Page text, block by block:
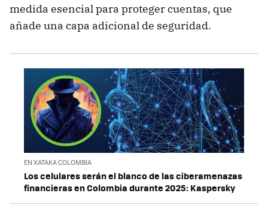
medida esencial para proteger cuentas, que
añade una capa adicional de seguridad.
EN XATAKA COLOMBIA
Los celulares serán el blanco de las ciberamenazas
financieras en Colombia durante 2025: Kaspersky